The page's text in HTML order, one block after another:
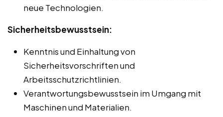
neue Technologien.
Sicherheitsbewusstsein:
Kenntnis und Einhaltung von
Sicherheitsvorschriften und
Arbeitsschutzrichtlinien.
Verantwortungsbewusstsein im Umgang mit
Maschinen und Materialien.